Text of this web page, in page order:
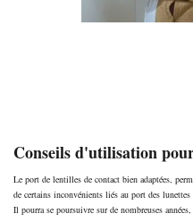
Conseils d'utilisation
Le port de lentilles de contact bien adaptées,
de certains inconvénients liés au port des
Il pourra se poursuivre sur de nombreuses